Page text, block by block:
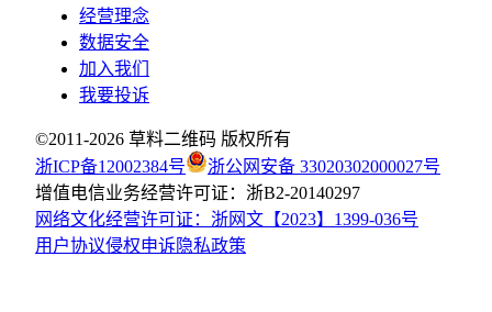
经营理念
数据安全
加入我们
我要投诉
©2011-2026 草料二维码 版权所有
浙ICP备12002384号
浙公网安备 33020302000027号
增值电信业务经营许可证：浙B2-20140297
网络文化经营许可证：浙网文【2023】1399-036号
用户协议侵权申诉隐私政策